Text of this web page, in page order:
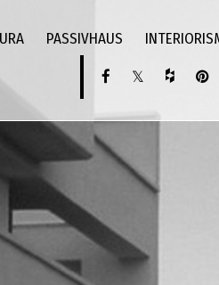
PASSIVHAUS